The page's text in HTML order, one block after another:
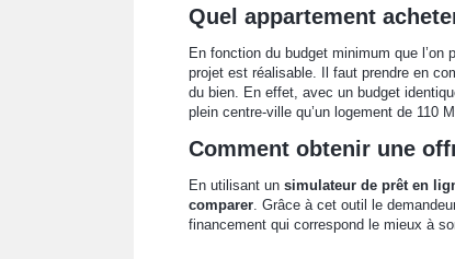
Quel appartement
En fonction du budget minimum que l’on
projet est réalisable. Il faut prendre en
du bien. En effet, avec un budget
plein centre-ville qu’un logement de 110
Comment obtenir une
En utilisant un simulateur de prêt en
comparer. Grâce à cet outil le
financement qui correspond le mieux à